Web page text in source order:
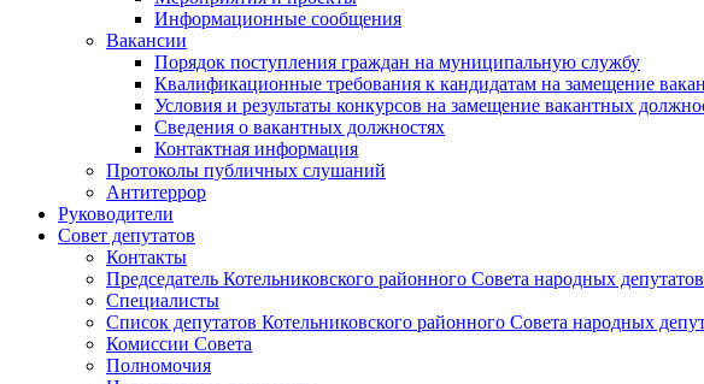
Информационные сообщения
Вакансии
Порядок поступления граждан на муниципальную службу
Квалификационные требования к кандидатам на замещение
Условия и результаты конкурсов на замещение вакантных
Сведения о вакантных должностях
Контактная информация
Протоколы публичных слушаний
Антитеррор
Руководители
Совет депутатов
Контакты
Председатель Котельниковского районного Совета народных
Специалисты
Список депутатов Котельниковского районного Совета народных
Комиссии Совета
Полномочия